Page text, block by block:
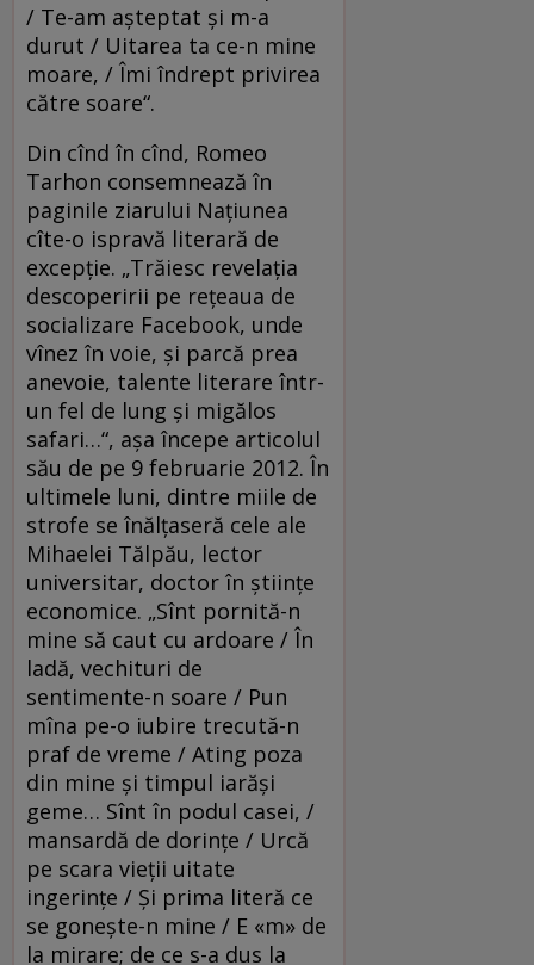
/ Te-am aşteptat şi m-a
durut / Uitarea ta ce-n mine
moare, / Îmi îndrept privirea
către soare“.
Din cînd în cînd, Romeo
Tarhon consemnează în
paginile ziarului Naţiunea
cîte-o ispravă literară de
excepţie. „Trăiesc revelaţia
descoperirii pe reţeaua de
socializare Facebook, unde
vînez în voie, şi parcă prea
anevoie, talente literare într-
un fel de lung şi migălos
safari…“, aşa începe articolul
său de pe 9 februarie 2012. În
ultimele luni, dintre miile de
strofe se înălţaseră cele ale
Mihaelei Tălpău, lector
universitar, doctor în ştiinţe
economice. „Sînt pornită-n
mine să caut cu ardoare / În
ladă, vechituri de
sentimente-n soare / Pun
mîna pe-o iubire trecută-n
praf de vreme / Ating poza
din mine şi timpul iarăşi
geme… Sînt în podul casei, /
mansardă de dorinţe / Urcă
pe scara vieţii uitate
ingerinţe / Şi prima literă ce
se goneşte-n mine / E «m» de
la mirare; de ce s-a dus la